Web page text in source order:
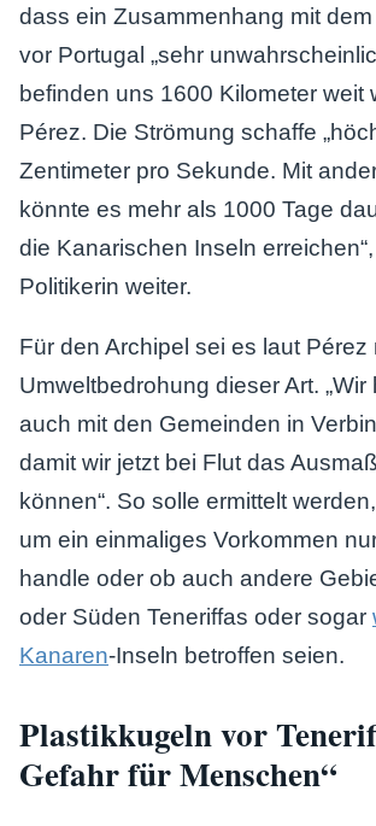
dass ein Zusammenhang mit dem
vor Portugal „sehr
befinden uns 1600 Kilometer weit
Pérez. Die Strömung schaffe
Zentimeter pro Sekunde. Mit
könnte es mehr als 1000 Tage
die Kanarischen Inseln
Politikerin weiter.
Für den Archipel sei es laut Pérez
Umweltbedrohung dieser Art. „Wir
auch mit den Gemeinden in
damit wir jetzt bei Flut das
können“. So solle ermittelt
um ein einmaliges Vorkommen
handle oder ob auch andere
oder Süden Teneriffas oder sogar
Kanaren-Inseln betroffen seien.
Plastikkugeln vor
Gefahr für Menschen“